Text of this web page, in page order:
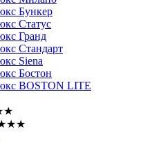
Бункер
Статус
Гранд
Стандарт
Siena
Бостон
BOSTON LITE